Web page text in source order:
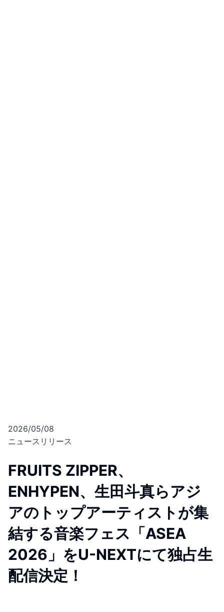
2026/05/08
ニュースリリース
FRUITS ZIPPER、
ENHYPEN、生田斗真らアジ
アのトップアーティストが集
結する音楽フェス「ASEA
2026」をU-NEXTにて独占生
配信決定！